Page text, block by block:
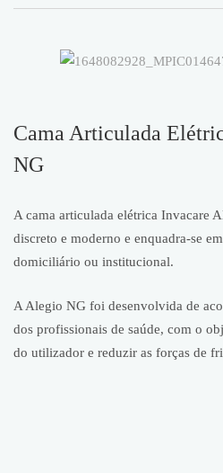
Cama Articulada
NG
A cama articulada elétrica Invacare
discreto e moderno e enquadra-se
domiciliário ou institucional.
A Alegio NG foi desenvolvida de
dos profissionais de saúde, com o
do utilizador e reduzir as forças de